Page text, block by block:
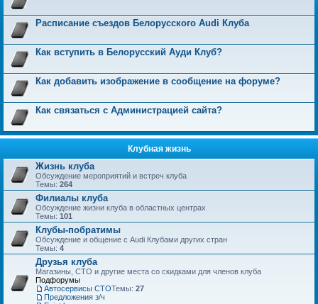
Расписание съездов Белорусского Audi Клуба
Как вступить в Белорусский Ауди Клуб?
Как добавить изображение в сообщение на форуме?
Как связаться с Администрацией сайта?
Клубная жизнь
Жизнь клуба
Обсуждение мероприятий и встреч клуба
Темы: 264
Филиалы клуба
Обсуждение жизни клуба в областных центрах
Темы: 101
Клубы-побратимы
Обсуждение и общение с Audi Клубами других стран
Темы: 4
Друзья клуба
Магазины, СТО и другие места со скидками для членов клуба
Подфорумы
Автосервисы СТО
Предложения з/ч
Темы: 27